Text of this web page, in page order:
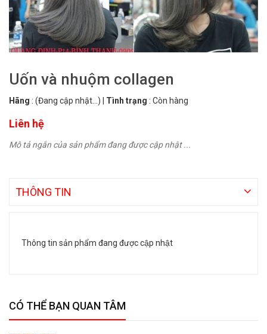
Uốn và nhuộm collagen
Hãng : (Đang cập nhật...) Tình trạng : Còn hàng
Liên hệ
Mô tả ngắn của sản phẩm đang được cập nhật ...
THÔNG TIN
Thông tin sản phẩm đang được cập nhật
CÓ THỂ BẠN QUAN TÂM